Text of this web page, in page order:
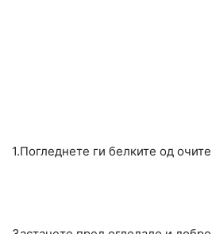
1.Погледнете ги белките од очите